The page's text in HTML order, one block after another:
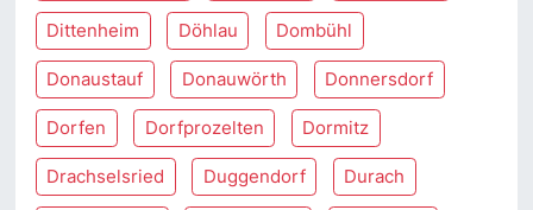
Dittenheim Döhlau Dombühl
Donaustauf Donauwörth Donnersdorf
Dorfen Dorfprozelten Dormitz
Drachselsried Duggendorf Durach